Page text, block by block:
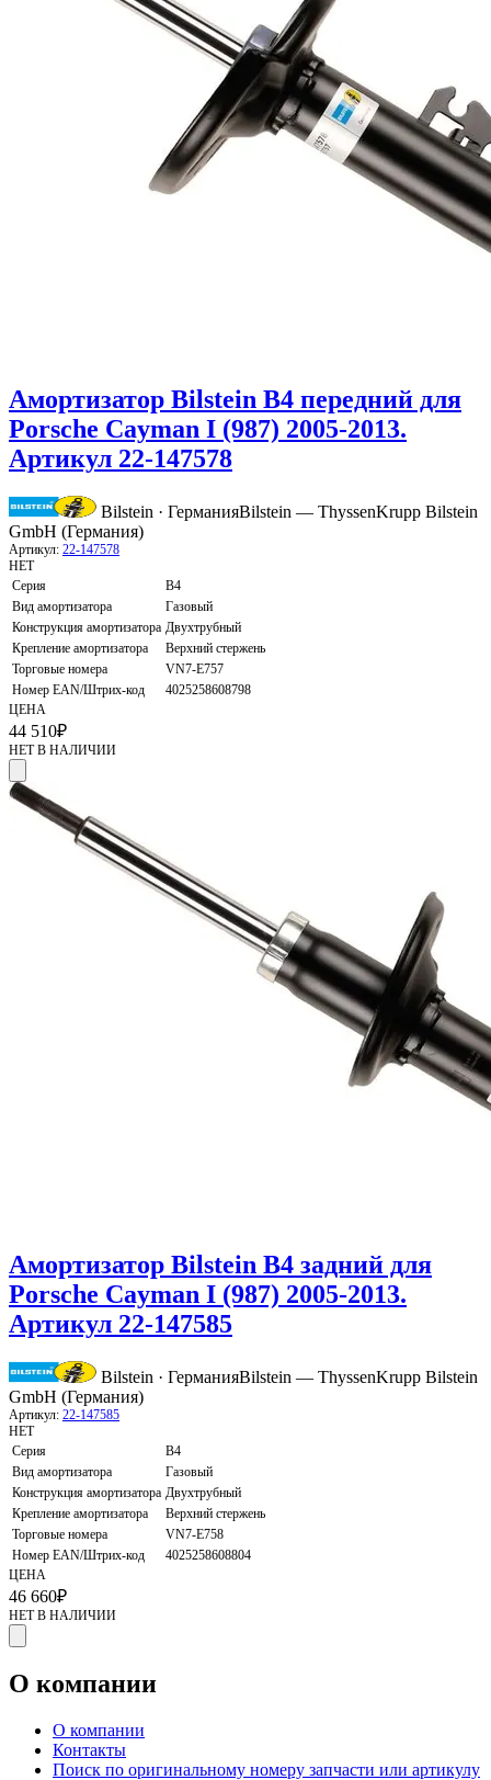
Амортизатор Bilstein B4 передний для
Porsche Cayman I (987) 2005-2013.
Артикул 22-147578
Bilstein · ГерманияBilstein — ThyssenKrupp Bilstein
GmbH (Германия)
Артикул: 22-147578
НЕТ
Серия
B4
Вид амортизатора
Газовый
Конструкция амортизатора Двухтрубный
Крепление амортизатора
Верхний стержень
Торговые номера
VN7-E757
Номер EAN/Штрих-код
4025258608798
ЦЕНА
44 510₽
НЕТ В НАЛИЧИИ
Амортизатор Bilstein B4 задний для
Porsche Cayman I (987) 2005-2013.
Артикул 22-147585
Bilstein · ГерманияBilstein — ThyssenKrupp Bilstein
GmbH (Германия)
Артикул: 22-147585
НЕТ
Серия
B4
Вид амортизатора
Газовый
Конструкция амортизатора Двухтрубный
Крепление амортизатора
Верхний стержень
Торговые номера
VN7-E758
Номер EAN/Штрих-код
4025258608804
ЦЕНА
46 660₽
НЕТ В НАЛИЧИИ
О компании
О компании
Контакты
Поиск по оригинальному номеру запчасти или артикулу